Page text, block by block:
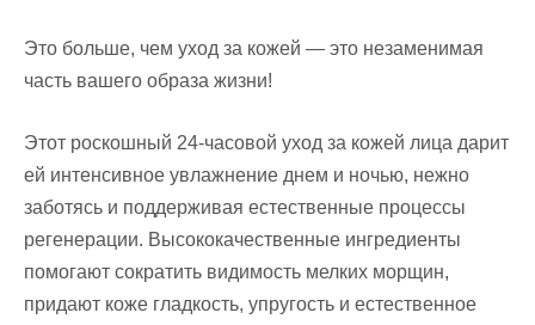
Это больше, чем уход за кожей — это незаменимая
часть вашего образа жизни!
Этот роскошный 24-часовой уход за кожей лица дарит
ей интенсивное увлажнение днем и ночью, нежно
заботясь и поддерживая естественные процессы
регенерации. Высококачественные ингредиенты
помогают сократить видимость мелких морщин,
придают коже гладкость, упругость и естественное